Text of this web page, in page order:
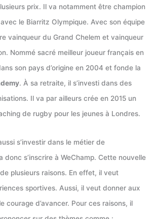
prix. Il va notamment être champion
le Biarritz Olympique. Avec son équipe
vainqueur du Grand Chelem et vainqueur
Nommé sacré meilleur joueur français en
son pays d’origine en 2004 et fonde la
. À sa retraite, il s’investi dans des
Il va par ailleurs crée en 2015 un
de rugby pour les jeunes à Londres.
s’investir dans le métier de
donc s’inscrire à WeChamp. Cette nouvelle
plusieurs raisons. En effet, il veut
sportives. Aussi, il veut donner aux
courage d’avancer. Pour ces raisons, il